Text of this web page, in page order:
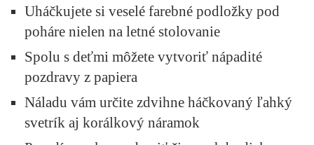
Uháčkujete si veselé farebné podložky pod
poháre nielen na letné stolovanie
Spolu s deťmi môžete vytvoriť nápadité
pozdravy z papiera
Náladu vám určite zdvihne háčkovaný ľahký
svetrík aj korálkový náramok